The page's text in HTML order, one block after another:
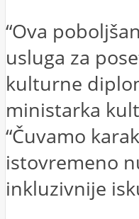
“Ova
usluga za
kulturne
ministarka
“Čuvamo
istovremeno
inkluzivnije